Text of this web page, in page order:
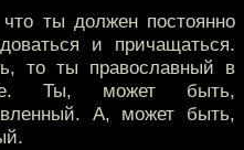
ты должен постоянно
и причащаться.
то ты православный в
Ты, может быть,
А, может быть,